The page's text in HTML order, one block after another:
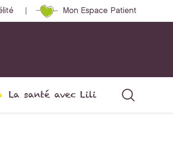
Mon Espace Patient
La santé avec Lili